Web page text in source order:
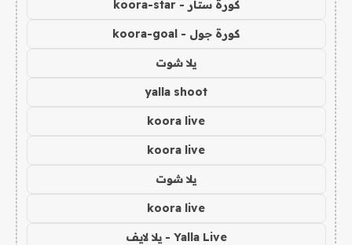
كورة ستار - koora-star
كورة جول - koora-goal
يلا شوت
yalla shoot
koora live
koora live
يلا شوت
koora live
Yalla Live - يلا لايف